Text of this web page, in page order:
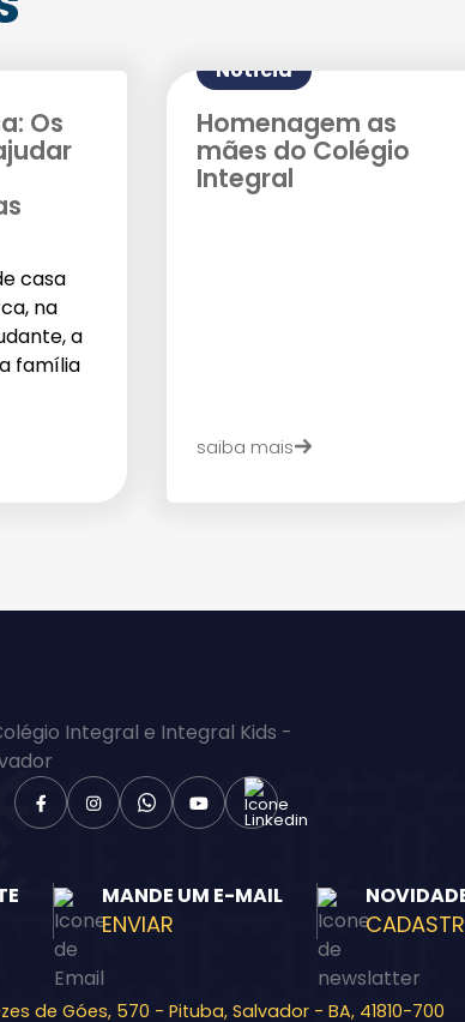
Os
casa
na
a
família
Notícia
Homenagem as
mães do Colégio
Integral
saiba mais
MANDE UM E-MAIL
ENVIAR
de Góes, 570 - Pituba, Salvador - BA, 41810-700